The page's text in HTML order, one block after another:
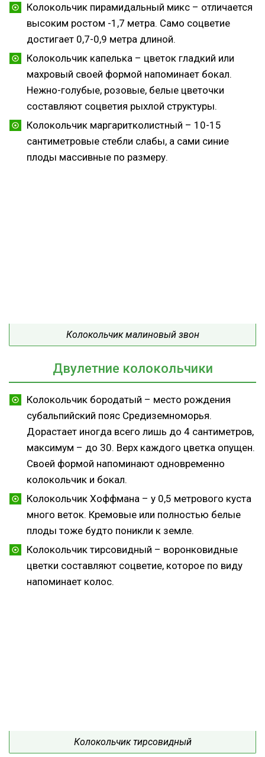
Колокольчик пирамидальный микс – отличается
высоким ростом -1,7 метра. Само соцветие
достигает 0,7-0,9 метра длиной.
Колокольчик капелька – цветок гладкий или
махровый своей формой напоминает бокал.
Нежно-голубые, розовые, белые цветочки
составляют соцветия рыхлой структуры.
Колокольчик маргаритколистный – 10-15
сантиметровые стебли слабы, а сами синие
плоды массивные по размеру.
Колокольчик малиновый звон
Двулетние колокольчики
Колокольчик бородатый – место рождения
субальпийский пояс Средиземноморья.
Дорастает иногда всего лишь до 4 сантиметров,
максимум – до 30. Верх каждого цветка опущен.
Своей формой напоминают одновременно
колокольчик и бокал.
Колокольчик Хоффмана – у 0,5 метрового куста
много веток. Кремовые или полностью белые
плоды тоже будто поникли к земле.
Колокольчик тирсовидный – воронковидные
цветки составляют соцветие, которое по виду
напоминает колос.
Колокольчик тирсовидный